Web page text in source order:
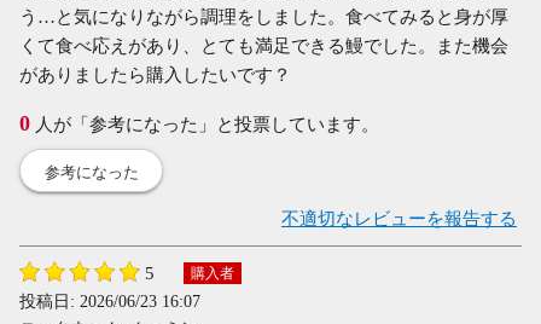
う…と気になりながら調理をしました。食べてみると身が厚
くて食べ応えがあり、とても満足できる鰻でした。また機会
がありましたら購入したいです？
0 人が「参考になった」と投票しています。
参考になった
不適切なレビューを報告する
5 購入者
投稿日: 2026/06/23 16:07